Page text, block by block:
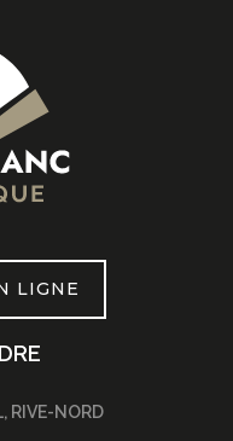
LIGNE
RIVE-NORD